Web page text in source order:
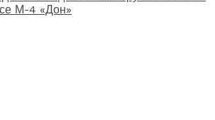
М-4 «Дон»